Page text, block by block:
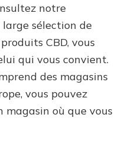
notre
sélection de
CBD, vous
qui vous convient.
des magasins
vous pouvez
où que vous